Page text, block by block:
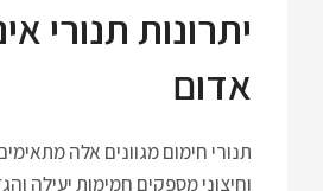
יתרונות תנורי
אדום
תנורי חימום מגוונים אלה
וחיצוני מספקים חמימות יעילה